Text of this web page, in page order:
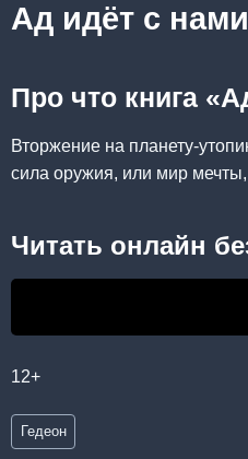
Ад идёт с нами
Про что книга
Вторжение на планету-
сила оружия, или мир
Читать онлайн
12+
Метки
записи:
Гедеон